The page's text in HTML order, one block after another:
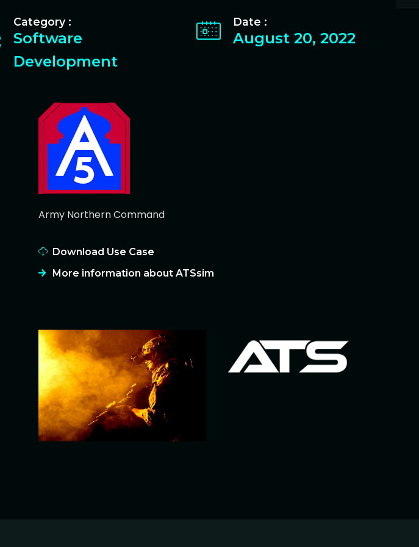
Category :
Software
Development
Date :
August 20, 2022
Army Northern Command
Download Use Case
More information about ATSsim